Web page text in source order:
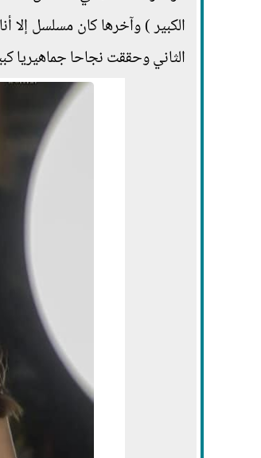
الكبير ) وآخرها كان مسلسل
الثاني وحققت نجاحا جماهيريا